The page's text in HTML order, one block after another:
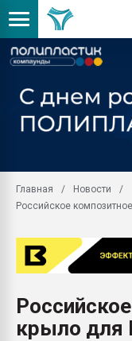
Главная
Новости
Российское
крыло для